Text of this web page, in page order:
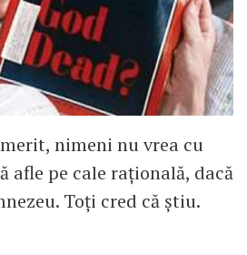
nimeni nu vrea cu
afle pe cale rațională, dacă
Toți cred că știu.